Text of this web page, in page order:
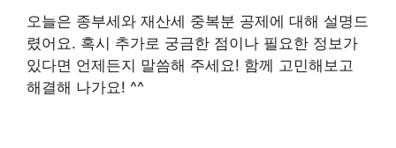
오늘은 종부세와 재산세 중복분 공제에 대해 설명드
렸어요. 혹시 추가로 궁금한 점이나 필요한 정보가
있다면 언제든지 말씀해 주세요! 함께 고민해보고
해결해 나가요! ^^